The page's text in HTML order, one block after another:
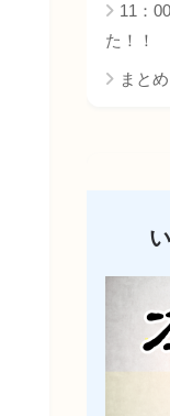
11：
た！！
まとめ